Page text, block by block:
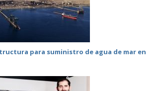
para suministro de agua de mar en